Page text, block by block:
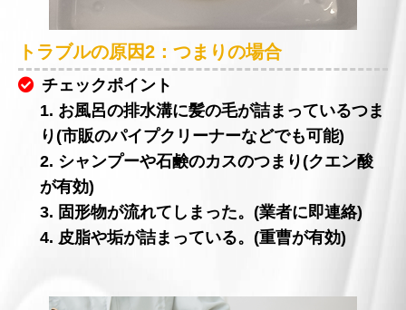
トラブルの原因2：つまりの場合
チェックポイント
1. お風呂の排水溝に髪の毛が詰まっているつま
り(市販のパイプクリーナーなどでも可能)
2. シャンプーや石鹸のカスのつまり(クエン酸
が有効)
3. 固形物が流れてしまった。(業者に即連絡)
4. 皮脂や垢が詰まっている。(重曹が有効)